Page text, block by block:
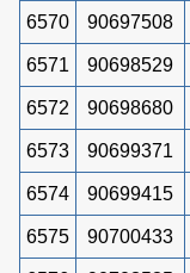
6570 90697508
6571 90698529
6572 90698680
6573 90699371
6574 90699415
6575 90700433